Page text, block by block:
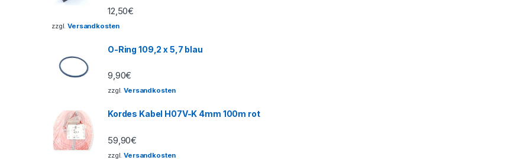
12,50€
zzgl.Versandkosten
O-Ring 109,2 x 5,7 blau
9,90€
zzgl.Versandkosten
Kordes Kabel H07V-K 4mm 100m rot
59,90€
zzgl.Versandkosten